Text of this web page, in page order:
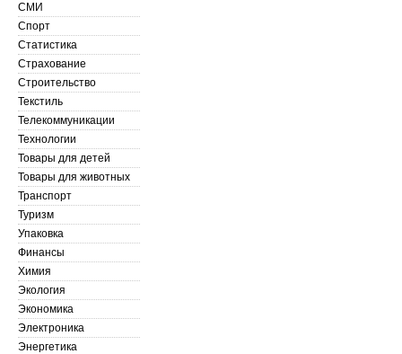
СМИ
Спорт
Статистика
Страхование
Строительство
Текстиль
Телекоммуникации
Технологии
Товары для детей
Товары для животных
Транспорт
Туризм
Упаковка
Финансы
Химия
Экология
Экономика
Электроника
Энергетика